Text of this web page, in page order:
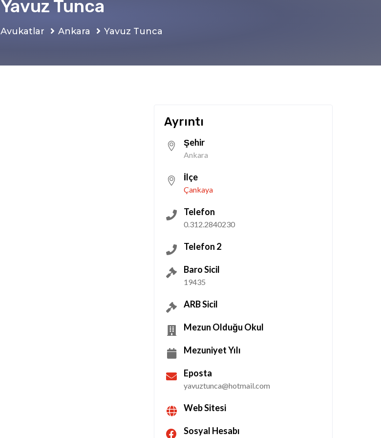
Yavuz Tunca
Avukatlar Ankara Yavuz Tunca
Ayrıntı
Şehir
Ankara
İlçe
Çankaya
Telefon
0.312.2840230
Telefon 2
Baro Sicil
19435
ARB Sicil
Mezun Olduğu Okul
Mezuniyet Yılı
Eposta
yavuztunca@hotmail.com
Web Sitesi
Sosyal Hesabı